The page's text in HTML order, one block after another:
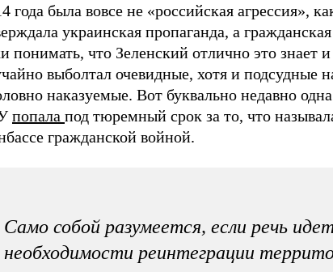
года была вовсе не «российская агрессия»,
украинская пропаганда, а
понимать, что Зеленский отлично это знает
выболтал очевидные, хотя и подсудные
наказуемые. Вот буквально недавно
попала под тюремный срок за то, что
гражданской войной.
Само собой разумеется, если речь
необходимости реинтеграции